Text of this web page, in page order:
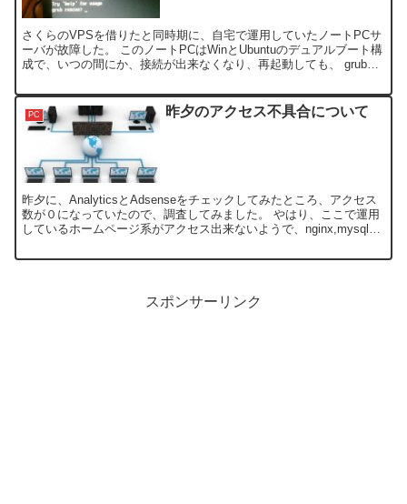
さくらのVPSを借りたと同時期に、自宅で運用していたノートPCサ
ーバが故障した。 このノートPCはWinとUbuntuのデュアルブート構
成で、いつの間にか、接続が出来なくなり、再起動しても、 grub
PC 昨夕のアクセス不具合について
昨夕に、AnalyticsとAdsenseをチェックしてみたところ、アクセス
数が０になっていたので、調査してみました。 やはり、ここで運用
しているホームページ系がアクセス出来ないようで、nginx,mysql関
スポンサーリンク